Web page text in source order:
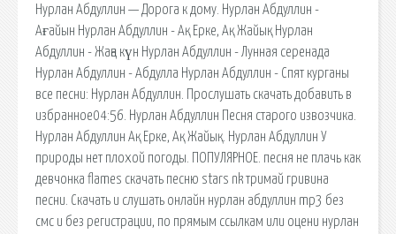
Нурлан Абдуллин — Дорога к дому. Нурлан Абдуллин -
Ағайын Нурлан Абдуллин - Ақ Ерке, Ақ Жайық Нурлан
Абдуллин - Жаңа күн Нурлан Абдуллин - Лунная серенада
Нурлан Абдуллин - Абдулла Нурлан Абдуллин - Спят курганы
все песни: Нурлан Абдуллин. Прослушать скачать добавить в
избранное04:56. Нурлан Абдуллин Песня старого извозчика.
Нурлан Абдуллин Ақ Ерке, Ақ Жайық. Нурлан Абдуллин У
природы нет плохой погоды. ПОПУЛЯРНОЕ. песня не плачь как
девчонка flames скачать песню stars nk тримай гривина
песни. Скачать и слушать онлайн нурлан абдуллин mp3 без
смс и без регистрации, по прямым ссылкам или оцени нурлан